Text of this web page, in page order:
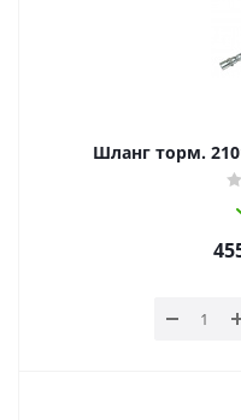
Шланг торм.